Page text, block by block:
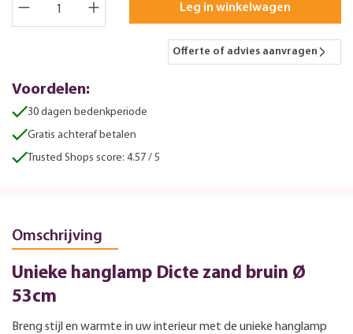
Leg in winkelwagen
Offerte of advies aanvragen
Voordelen:
30 dagen bedenkperiode
Gratis achteraf betalen
Trusted Shops score: 4.57 / 5
Omschrijving
Unieke hanglamp Dicte zand bruin Ø
53cm
Breng stijl en warmte in uw interieur met de unieke hanglamp